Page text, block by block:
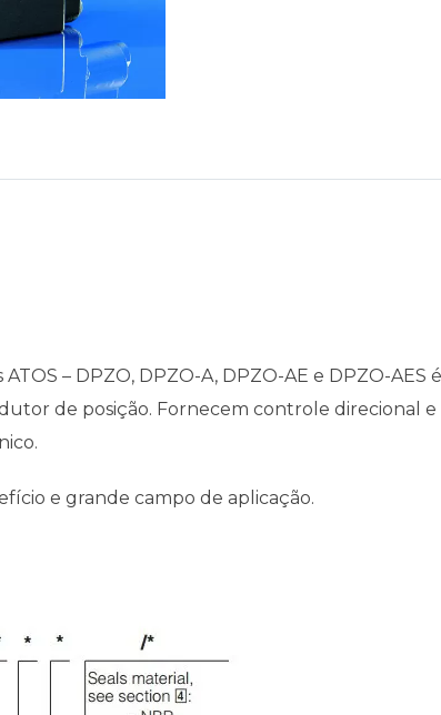
– DPZO, DPZO-A, DPZO-AE e DPZO-AES
de posição. Fornecem controle direcional
e grande campo de aplicação.